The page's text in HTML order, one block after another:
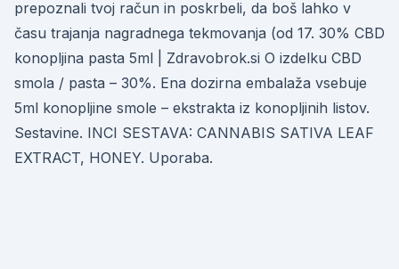
prepoznali tvoj račun in poskrbeli, da boš lahko v
času trajanja nagradnega tekmovanja (od 17. 30% CBD
konopljina pasta 5ml | Zdravobrok.si O izdelku CBD
smola / pasta – 30%. Ena dozirna embalaža vsebuje
5ml konopljine smole – ekstrakta iz konopljinih listov.
Sestavine. INCI SESTAVA: CANNABIS SATIVA LEAF
EXTRACT, HONEY. Uporaba.